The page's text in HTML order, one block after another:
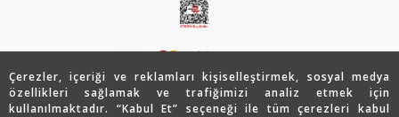
Çerezler, içeriği ve reklamları kişiselleştirmek, sosyal medya
özellikleri sağlamak ve trafiğimizi analiz etmek için
kullanılmaktadır. “Kabul Et” seçeneği ile tüm çerezleri kabul